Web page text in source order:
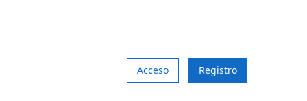
Acceso Registro